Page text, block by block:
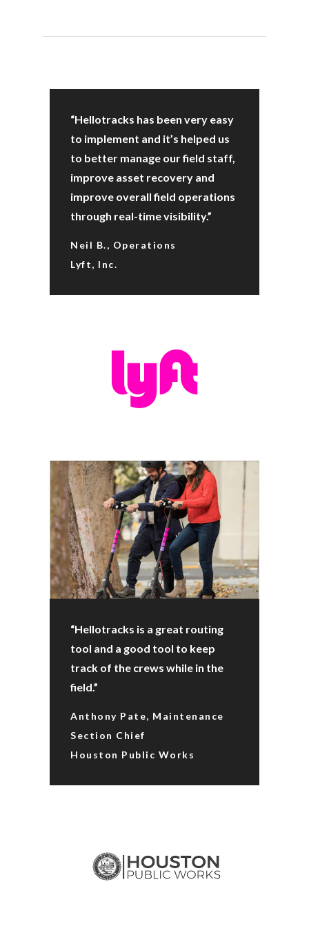
“Hellotracks has been very easy
to implement and it’s helped us
to better manage our field staff,
improve asset recovery and
improve overall field operations
through real-time visibility.”
Neil B., Operations
Lyft, Inc.
“Hellotracks is a great routing
tool and a good tool to keep
track of the crews while in the
field.”
Anthony Pate, Maintenance
Section Chief
Houston Public Works